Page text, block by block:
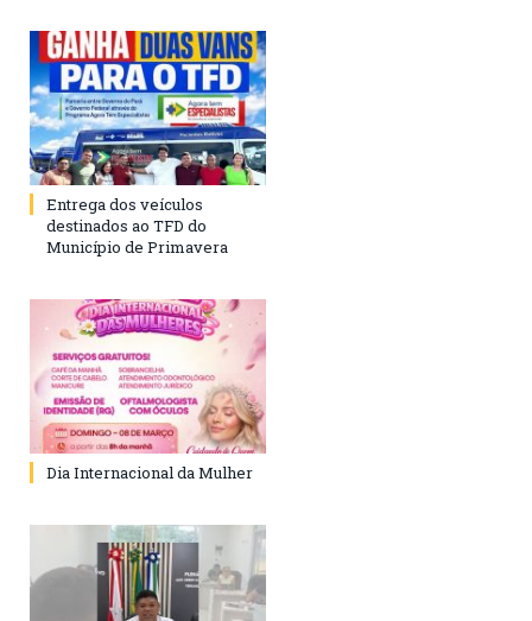
Entrega dos veículos
destinados ao TFD do
Município de Primavera
Dia Internacional da Mulher